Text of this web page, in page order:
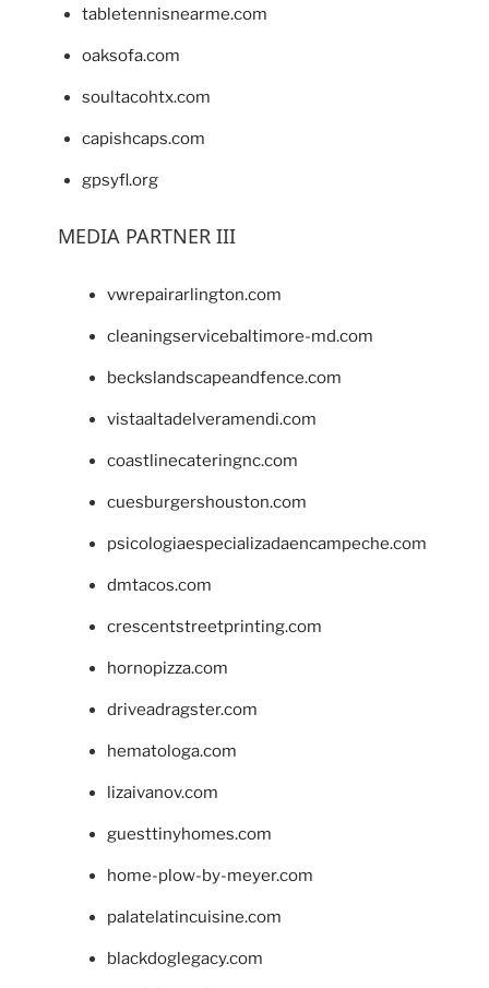
tabletennisnearme.com
oaksofa.com
soultacohtx.com
capishcaps.com
gpsyfl.org
MEDIA PARTNER III
vwrepairarlington.com
cleaningservicebaltimore-md.com
beckslandscapeandfence.com
vistaaltadelveramendi.com
coastlinecateringnc.com
cuesburgershouston.com
psicologiaespecializadaencampeche.com
dmtacos.com
crescentstreetprinting.com
hornopizza.com
driveadragster.com
hematologa.com
lizaivanov.com
guesttinyhomes.com
home-plow-by-meyer.com
palatelatincuisine.com
blackdoglegacy.com